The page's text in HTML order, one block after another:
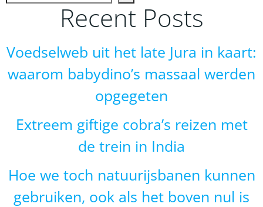
Recent Posts
Voedselweb uit het late Jura in kaart:
waarom babydino’s massaal werden
opgegeten
Extreem giftige cobra’s reizen met
de trein in India
Hoe we toch natuurijsbanen kunnen
gebruiken, ook als het boven nul is